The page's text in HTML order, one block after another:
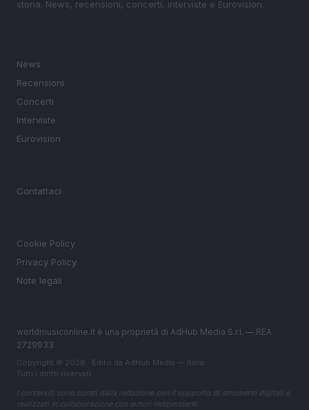
storia. News, recensioni, concerti, interviste e Eurovision.
News
Recensioni
Concerti
Interviste
Eurovision
Contattaci
Cookie Policy
Privacy Policy
Note legali
worldmusiconline.it è una proprietà di AdHub Media S.r.l. — REA
2729933
Copyright © 2026 · Edito da AdHub Media — Italia
Tutti i diritti riservati
I contenuti sono curati dalla redazione con il supporto di strumenti digitali e
realizzati in collaborazione con autori indipendenti.